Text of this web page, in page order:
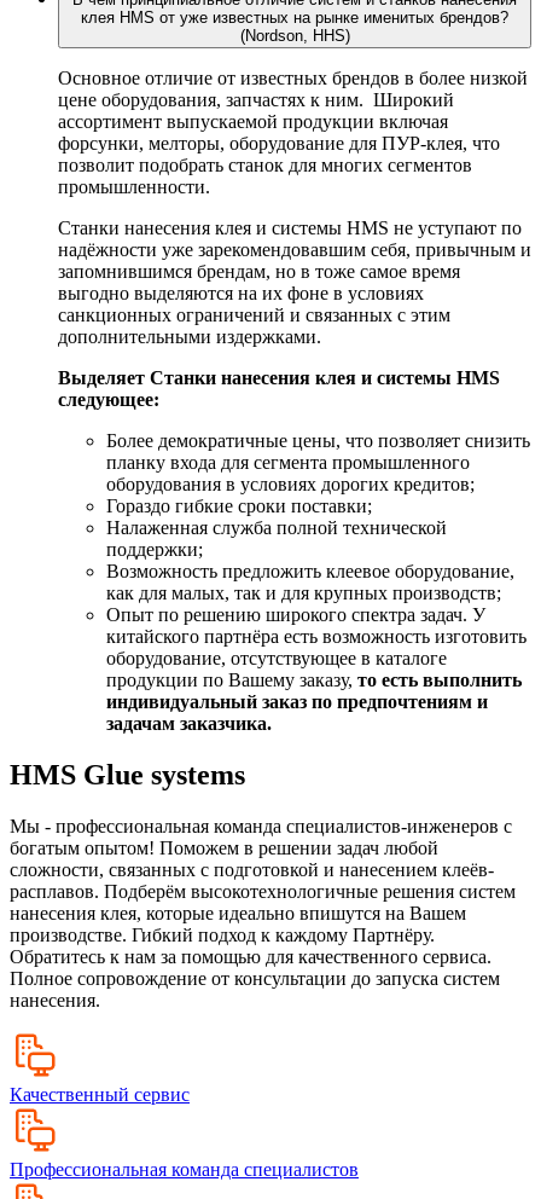
клея HMS от уже известных на рынке именитых брендов?
(Nordson, HHS)
Основное отличие от известных брендов в более низкой
цене оборудования, запчастях к ним. Широкий
ассортимент выпускаемой продукции включая
форсунки, мелторы, оборудование для ПУР-клея, что
позволит подобрать станок для многих сегментов
промышленности.
Станки нанесения клея и системы HMS не уступают по
надёжности уже зарекомендовавшим себя, привычным и
запомнившимся брендам, но в тоже самое время
выгодно выделяются на их фоне в условиях
санкционных ограничений и связанных с этим
дополнительными издержками.
Выделяет Станки нанесения клея и системы HMS
следующее:
Более демократичные цены, что позволяет снизить
планку входа для сегмента промышленного
оборудования в условиях дорогих кредитов;
Гораздо гибкие сроки поставки;
Налаженная служба полной технической
поддержки;
Возможность предложить клеевое оборудование,
как для малых, так и для крупных производств;
Опыт по решению широкого спектра задач. У
китайского партнёра есть возможность изготовить
оборудование, отсутствующее в каталоге
продукции по Вашему заказу, то есть выполнить
индивидуальный заказ по предпочтениям и
задачам заказчика.
HMS Glue systems
Мы - профессиональная команда специалистов-инженеров с
богатым опытом! Поможем в решении задач любой
сложности, связанных с подготовкой и нанесением клеёв-
расплавов. Подберём высокотехнологичные решения систем
нанесения клея, которые идеально впишутся на Вашем
производстве. Гибкий подход к каждому Партнёру.
Обратитесь к нам за помощью для качественного сервиса.
Полное сопровождение от консультации до запуска систем
нанесения.
Качественный сервис
Профессиональная команда специалистов